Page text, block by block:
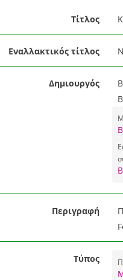
Τίτλος
Εναλλακτικός τίτλος
Δημιουργός
Περιγραφή
Τύπος